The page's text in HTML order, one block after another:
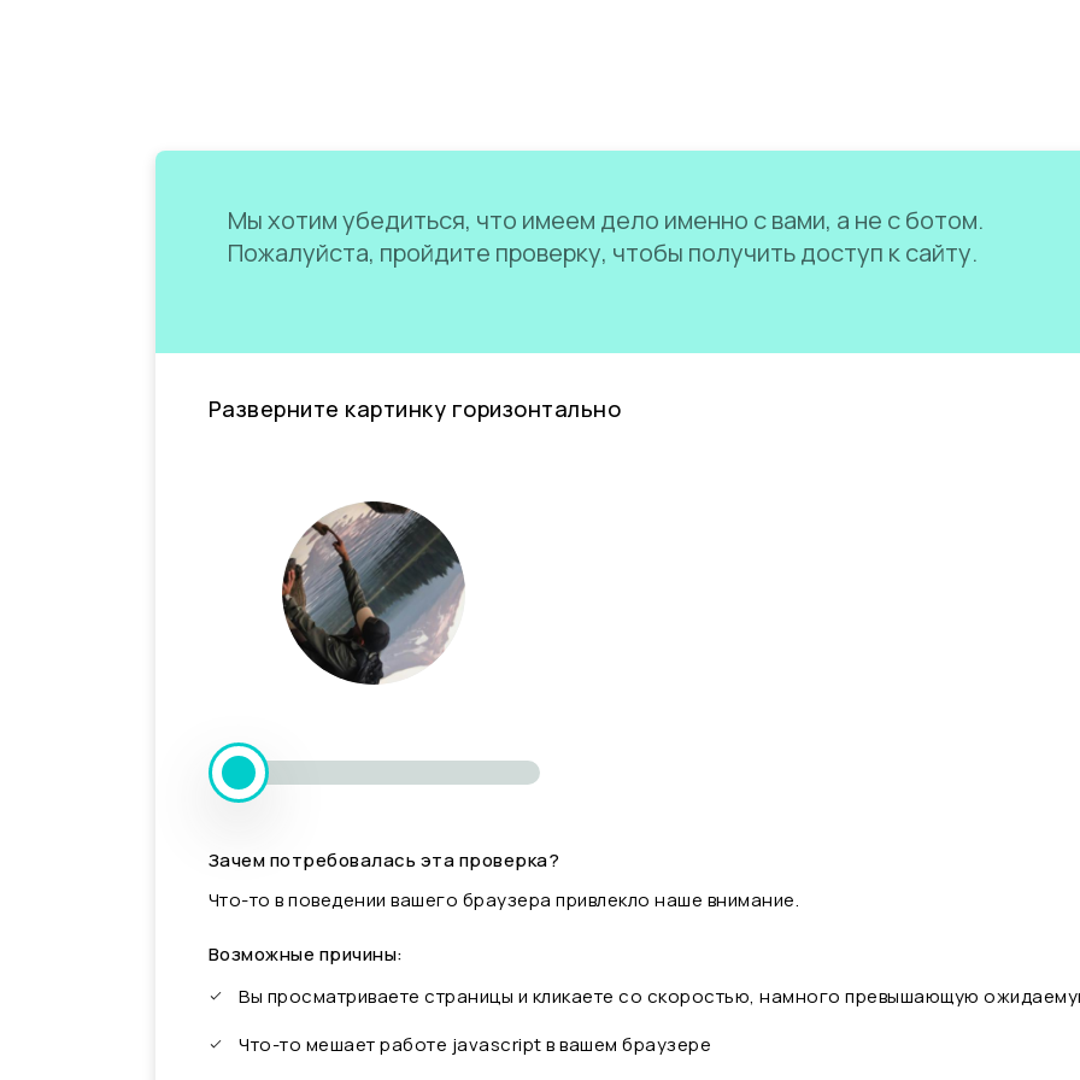
Мы хотим убедиться, что имеем дело именно с вами, а не с ботом.
Пожалуйста, пройдите проверку, чтобы получить доступ к сайту.
Разверните картинку горизонтально
Зачем потребовалась эта проверка?
Что-то в поведении вашего браузера привлекло наше внимание.
Возможные причины:
Вы просматриваете страницы и кликаете со скоростью, намного превышающую
Что-то мешает работе javascript в вашем браузере